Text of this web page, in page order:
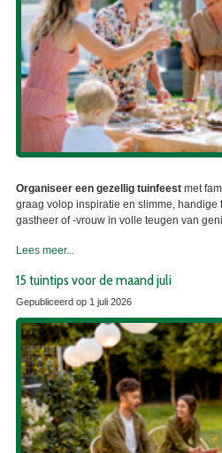
Organiseer een gezellig tuinfeest met
graag volop inspiratie en slimme, handige
gastheer of -vrouw in volle teugen van
Lees meer...
15 tuintips voor de maand juli
Gepubliceerd op 1 juli 2026